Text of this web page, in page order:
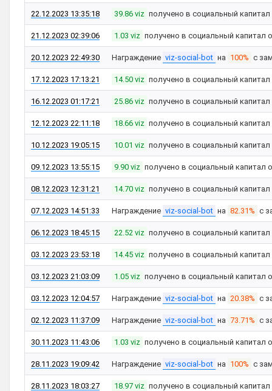
22.12.2023 13:35:18 39.86 viz получено в социальный
21.12.2023 02:39:06 1.03 viz получено в социальный капитал
20.12.2023 22:49:30 Награждение viz-social-bot на 100% с
17.12.2023 17:13:21 14.50 viz получено в социальный
16.12.2023 01:17:21 25.86 viz получено в социальный
12.12.2023 22:11:18 18.66 viz получено в социальный
10.12.2023 19:05:15 10.01 viz получено в социальный
09.12.2023 13:55:15 9.90 viz получено в социальный капитал
08.12.2023 12:31:21 14.70 viz получено в социальный
07.12.2023 14:51:33 Награждение viz-social-bot на 82.31% с
06.12.2023 18:45:15 22.52 viz получено в социальный
03.12.2023 23:53:18 14.45 viz получено в социальный
03.12.2023 21:03:09 1.05 viz получено в социальный капитал
03.12.2023 12:04:57 Награждение viz-social-bot на 20.38% с
02.12.2023 11:37:09 Награждение viz-social-bot на 73.71% с
30.11.2023 11:43:06 1.03 viz получено в социальный капитал
28.11.2023 19:09:42 Награждение viz-social-bot на 100% с
28.11.2023 18:03:27 18.97 viz получено в социальный